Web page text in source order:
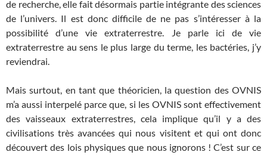
de recherche, elle fait désormais partie intégrante des sciences
de l’univers. Il est donc difficile de ne pas s’intéresser à la
possibilité d’une vie extraterrestre. Je parle ici de vie
extraterrestre au sens le plus large du terme, les bactéries, j’y
reviendrai.
Mais surtout, en tant que théoricien, la question des OVNIS
m’a aussi interpelé parce que, si les OVNIS sont effectivement
des vaisseaux extraterrestres, cela implique qu’il y a des
civilisations très avancées qui nous visitent et qui ont donc
découvert des lois physiques que nous ignorons ! C’est sur ce